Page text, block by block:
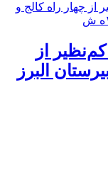
از
البرز